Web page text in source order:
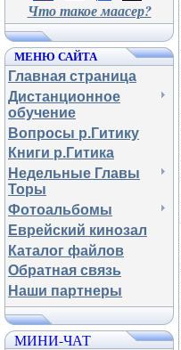
Что такое маасер?
МЕНЮ САЙТА
Главная страница
Дистанционное
обучение
Вопросы р.Гитику
Книги р.Гитика
Недельные Главы
Торы
Фотоальбомы
Еврейский кинозал
Каталог файлов
Обратная связь
Наши партнеры
МИНИ-ЧАТ